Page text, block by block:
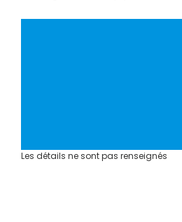
Les détails ne sont pas renseignés